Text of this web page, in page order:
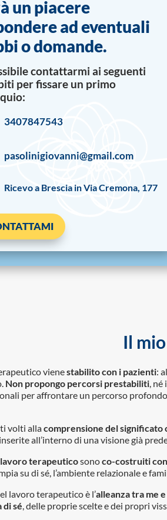
un piacere
ad eventuali
o domande.
contattarmi ai seguenti
per fissare un primo
3407847543
pasolinigiovanni@gmail.com
Ricevo a Brescia in Via Cremona, 177
Il
vienestabilito con i pazienti:
Non propongo percorsi prestabiliti, né
per affrontare un percorso profondo
volti allacomprensione del significato
all’interno di una visione già
terapeuticosonoco-costruiti
su di sé, l’ambiente relazionale e
lavoro terapeutico è l’alleanza tra me
di sé, delle proprie scelte e dei propri